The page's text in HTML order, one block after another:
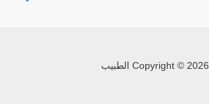
Copyright © 2026 الطبيب